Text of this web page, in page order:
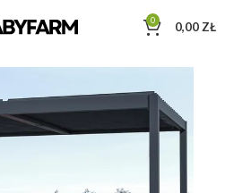
0 0,00 ZŁ